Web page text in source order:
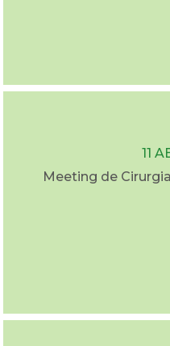
11
Meeting de